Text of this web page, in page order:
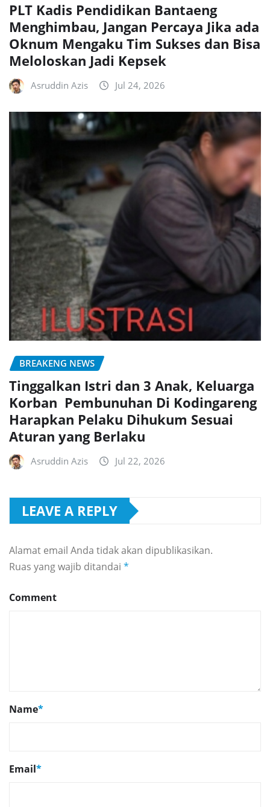
PLT Kadis Pendidikan Bantaeng
Menghimbau, Jangan Percaya Jika ada
Oknum Mengaku Tim Sukses dan Bisa
Meloloskan Jadi Kepsek
Asruddin Azis Jul 24, 2026
BREAKENG NEWS
Tinggalkan Istri dan 3 Anak, Keluarga
Korban Pembunuhan Di Kodingareng
Harapkan Pelaku Dihukum Sesuai
Aturan yang Berlaku
Asruddin Azis Jul 22, 2026
LEAVE A REPLY
Alamat email Anda tidak akan dipublikasikan.
Ruas yang wajib ditandai *
Comment
Name*
Email*